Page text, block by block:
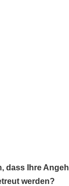
dass Ihre
werden?